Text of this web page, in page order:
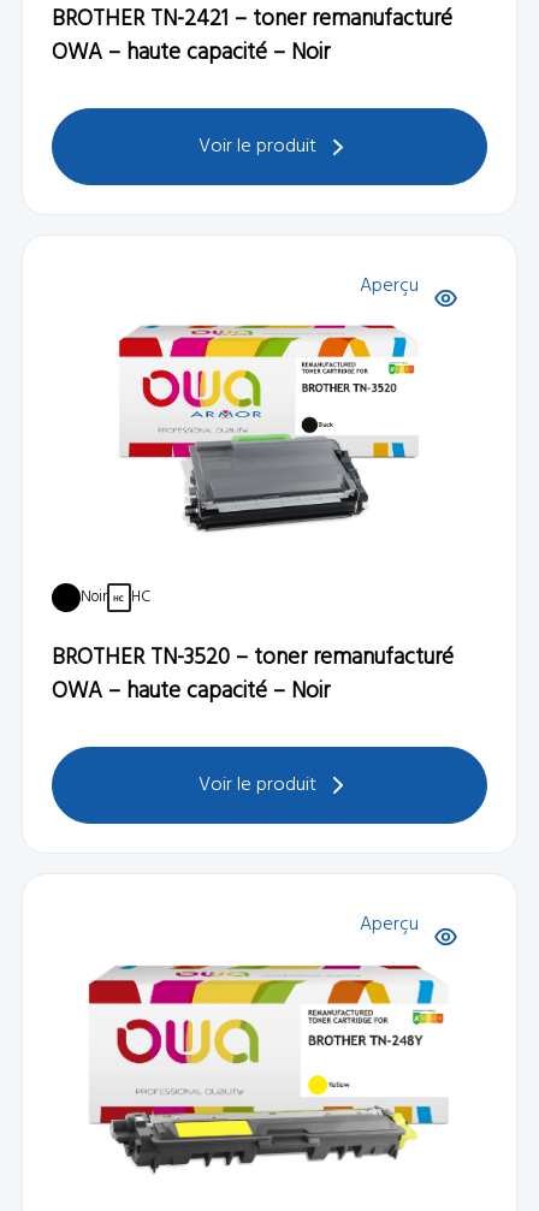
BROTHER TN-2421 – toner remanufacturé
OWA – haute capacité – Noir
Voir le produit
Aperçu
Noir HC
BROTHER TN-3520 – toner remanufacturé
OWA – haute capacité – Noir
Voir le produit
Aperçu